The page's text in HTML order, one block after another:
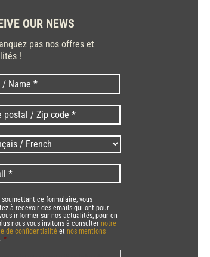
OUR NEWS
pas nos offres et
!
* Last
*
*
*
soumettant ce formulaire, vous
à recevoir des emails qui ont pour
informer sur nos actualités, pour en
nous vous invitons à consulternotre
de confidentialité etnos mentions
. *